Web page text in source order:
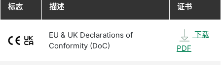
标志 描述 证书
EU & UK Declarations of
Conformity (DoC)
下载
PDF